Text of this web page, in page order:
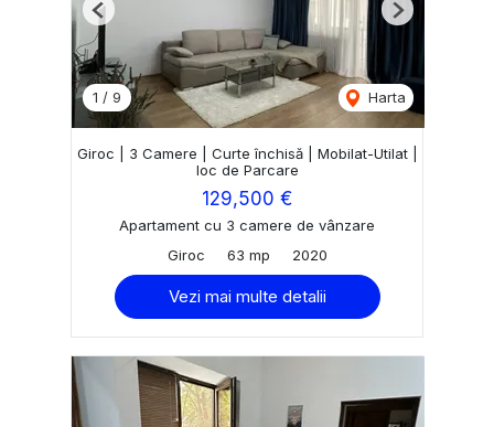
1 / 9 Harta
Previous Next
Giroc | 3 Camere | Curte închisă | Mobilat-Utilat |
loc de Parcare
129,500 €
Apartament cu 3 camere de vânzare
Giroc
63 mp 2020
Vezi mai multe detalii